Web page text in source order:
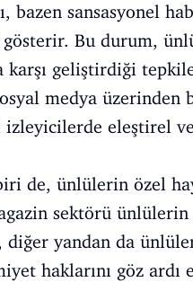
bazen sansasyonel
Bu durum,
geliştirdiği
medya üzerinden
eleştirel ve
de, ünlülerin özel
sektörü
diğer yandan da
haklarını göz